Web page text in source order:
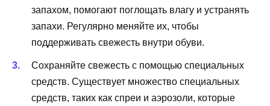
запахом, помогают поглощать влагу и устранять
запахи. Регулярно меняйте их, чтобы
поддерживать свежесть внутри обуви.
Сохраняйте свежесть с помощью специальных
средств. Существует множество специальных
средств, таких как спреи и аэрозоли, которые